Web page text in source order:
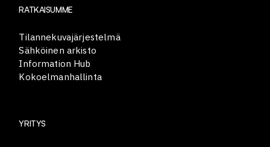
RATKAISUMME
Tilannekuvajärjestelmä
Sähköinen arkisto
Information Hub
Kokoelmanhallinta
YRITYS